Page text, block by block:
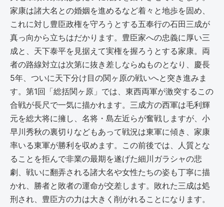
家康は諸大名との婚姻を進めるなど着々と地歩を固め、
これに対し豊臣政権を守ろうとする五奉行の石田三成が
真っ向から立ちはだかります。豊臣家への忠義に厚い三
成と、天下泰平を見据えて実権を握ろうとする家康。両
者の路線対立は次第に抜き差しならぬものとなり、慶長
5年、ついに天下分け目の関ヶ原の戦いへと突き進みま
す。第1回「総括関ヶ原」では、東西両軍が激突するこの
合戦が長尺で一気に描かれます。三成方の西軍は毛利輝
元を総大将に擁し、名将・島左近らが奮戦しますが、小
早川秀秋の裏切りなどもあって戦況は東軍に傾き、家康
率いる東軍が勝利を収めます。この前後では、人質とな
ることを拒んで非業の最期を遂げた細川ガラシャの悲
劇、戦いに翻弄される諸大名や女性たちの姿も丁寧に描
かれ、勝者と敗者の運命が交差します。敗れた三成は処
刑され、豊臣方の力は大きく削がれることになります。